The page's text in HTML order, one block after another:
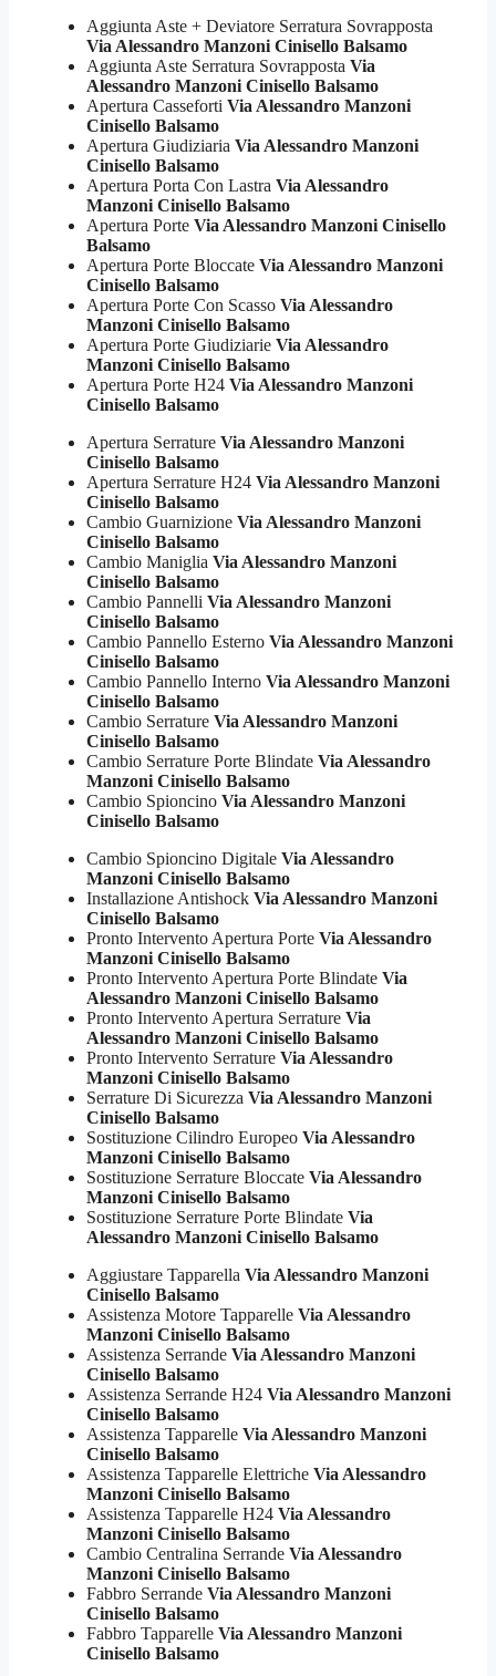
Aggiunta Aste + Deviatore Serratura Sovrapposta
Via Alessandro Manzoni Cinisello Balsamo
Aggiunta Aste Serratura Sovrapposta Via
Alessandro Manzoni Cinisello Balsamo
Apertura Casseforti Via Alessandro Manzoni
Cinisello Balsamo
Apertura Giudiziaria Via Alessandro Manzoni
Cinisello Balsamo
Apertura Porta Con Lastra Via Alessandro
Manzoni Cinisello Balsamo
Apertura Porte Via Alessandro Manzoni Cinisello
Balsamo
Apertura Porte Bloccate Via Alessandro Manzoni
Cinisello Balsamo
Apertura Porte Con Scasso Via Alessandro
Manzoni Cinisello Balsamo
Apertura Porte Giudiziarie Via Alessandro
Manzoni Cinisello Balsamo
Apertura Porte H24 Via Alessandro Manzoni
Cinisello Balsamo
Apertura Serrature Via Alessandro Manzoni
Cinisello Balsamo
Apertura Serrature H24 Via Alessandro Manzoni
Cinisello Balsamo
Cambio Guarnizione Via Alessandro Manzoni
Cinisello Balsamo
Cambio Maniglia Via Alessandro Manzoni
Cinisello Balsamo
Cambio Pannelli Via Alessandro Manzoni
Cinisello Balsamo
Cambio Pannello Esterno Via Alessandro Manzoni
Cinisello Balsamo
Cambio Pannello Interno Via Alessandro Manzoni
Cinisello Balsamo
Cambio Serrature Via Alessandro Manzoni
Cinisello Balsamo
Cambio Serrature Porte Blindate Via Alessandro
Manzoni Cinisello Balsamo
Cambio Spioncino Via Alessandro Manzoni
Cinisello Balsamo
Cambio Spioncino Digitale Via Alessandro
Manzoni Cinisello Balsamo
Installazione Antishock Via Alessandro Manzoni
Cinisello Balsamo
Pronto Intervento Apertura Porte Via Alessandro
Manzoni Cinisello Balsamo
Pronto Intervento Apertura Porte Blindate Via
Alessandro Manzoni Cinisello Balsamo
Pronto Intervento Apertura Serrature Via
Alessandro Manzoni Cinisello Balsamo
Pronto Intervento Serrature Via Alessandro
Manzoni Cinisello Balsamo
Serrature Di Sicurezza Via Alessandro Manzoni
Cinisello Balsamo
Sostituzione Cilindro Europeo Via Alessandro
Manzoni Cinisello Balsamo
Sostituzione Serrature Bloccate Via Alessandro
Manzoni Cinisello Balsamo
Sostituzione Serrature Porte Blindate Via
Alessandro Manzoni Cinisello Balsamo
Aggiustare Tapparella Via Alessandro Manzoni
Cinisello Balsamo
Assistenza Motore Tapparelle Via Alessandro
Manzoni Cinisello Balsamo
Assistenza Serrande Via Alessandro Manzoni
Cinisello Balsamo
Assistenza Serrande H24 Via Alessandro Manzoni
Cinisello Balsamo
Assistenza Tapparelle Via Alessandro Manzoni
Cinisello Balsamo
Assistenza Tapparelle Elettriche Via Alessandro
Manzoni Cinisello Balsamo
Assistenza Tapparelle H24 Via Alessandro
Manzoni Cinisello Balsamo
Cambio Centralina Serrande Via Alessandro
Manzoni Cinisello Balsamo
Fabbro Serrande Via Alessandro Manzoni
Cinisello Balsamo
Fabbro Tapparelle Via Alessandro Manzoni
Cinisello Balsamo